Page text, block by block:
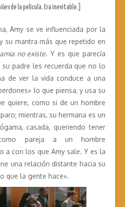
de la película. Era inevitable.]
Amy se ve influenciada por la
su mantra más que repetido en
no existe. Y es que parecía
padre les recuerda que no lo
de ver la vida conduce a una
lo que piensa, y usa su
quiere, como si de un hombre
mientras, su hermana es un
casada, queriendo tener
pareja a un hombre
a con los que Amy sale. Y es la
una relación distante hacia su
que la gente hace».